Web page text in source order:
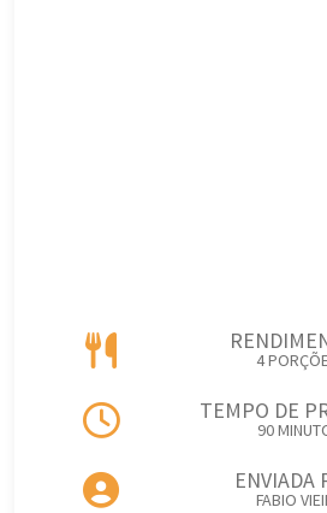
4
TEMPO DE
90
ENVIADA
FABIO